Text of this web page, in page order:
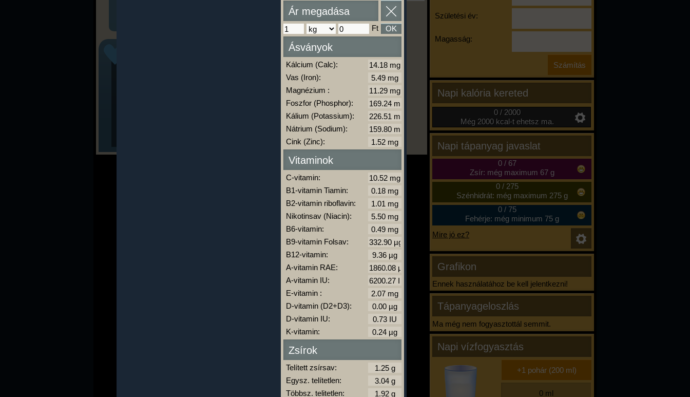
Születési év:
Magasság:
Napi kalória kereted
0 / 2000
Még 2000 kcal-t ehetsz ma.
Napi tápanyag javaslat
0/ 67
Zsír: még maximum 67 g
0/ 275
Szénhidrát: még maximum 275 g
0/ 75
Fehérje: még minimum 75 g
Mire jó ez?
Grafikon
Ennek használatához be kell jelentkezni!
Tápanyageloszlás
Ma még nem fogyasztottál semmit.
Napi vízfogyasztás
-
Ár megadása
Ft OK
Ásványok
Kálcium (Calc):
Vas (Iron):
Magnézium :
Foszfor (Phosphor):
Kálium (Potassium):
Nátrium (Sodium):
Cink (Zinc):
Vitaminok
C-vitamin:
B1-vitamin Tiamin:
B2-vitamin riboflavin:
Nikotinsav (Niacin):
B6-vitamin:
B9-vitamin Folsav:
B12-vitamin:
A-vitamin RAE:
A-vitamin IU:
E-vitamin :
D-vitamin (D2+D3):
D-vitamin IU:
K-vitamin:
Zsírok
Telített zsírsav:
Egysz. telítetlen:
Többsz. telitetlen: